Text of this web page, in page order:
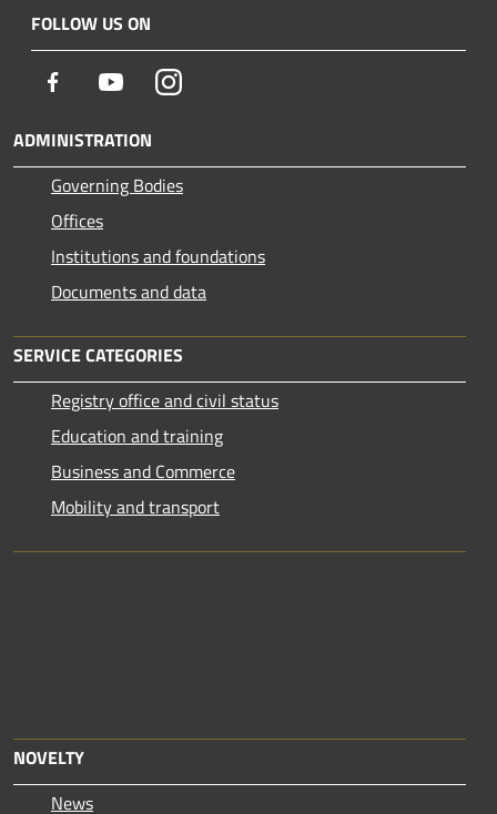
FOLLOW US ON
Facebook YoutubeInstagram
ADMINISTRATION
Governing Bodies
Offices
Institutions and foundations
Documents and data
SERVICE CATEGORIES
Registry office and civil status
Education and training
Business and Commerce
Mobility and transport
NOVELTY
News